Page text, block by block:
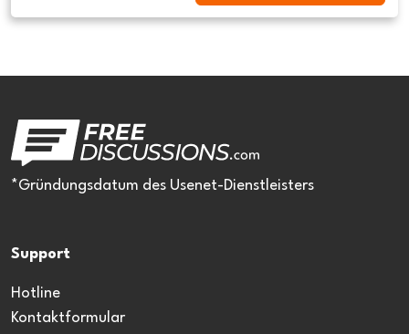
*Gründungsdatum des Usenet-Dienstleisters
Support
Hotline
Kontaktformular